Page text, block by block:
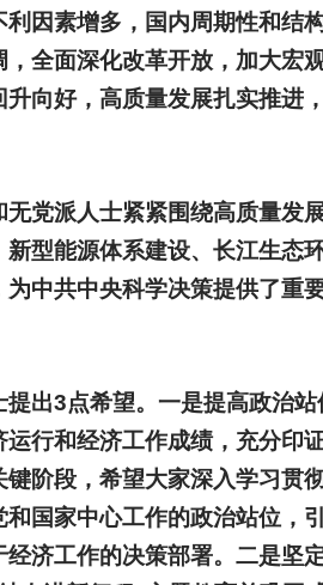
因素增多，国内周期性和结
全面深化改革开放，加大宏
向好，高质量发展扎实推进
党派人士紧紧围绕高质量发
型能源体系建设、长江生态
中共中央科学决策提供了重
出3点希望。一是提高政治
行和经济工作成绩，充分印
阶段，希望大家深入学习贯
国家中心工作的政治站位，
济工作的决策部署。二是坚